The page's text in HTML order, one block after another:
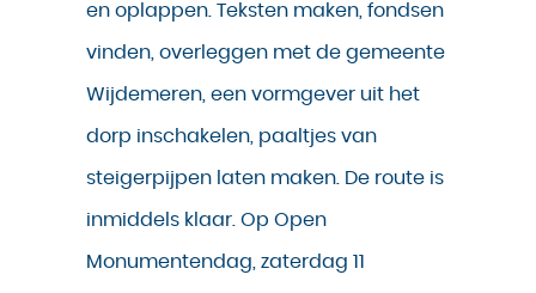
en oplappen. Teksten maken, fondsen
vinden, overleggen met de gemeente
Wijdemeren, een vormgever uit het
dorp inschakelen, paaltjes van
steigerpijpen laten maken. De route is
inmiddels klaar. Op Open
Monumentendag, zaterdag 11